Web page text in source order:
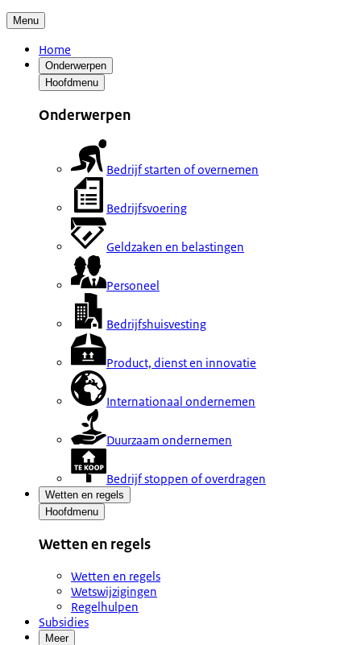
Menu
Home
Onderwerpen
Hoofdmenu
Onderwerpen
Bedrijf starten of overnemen
Bedrijfsvoering
Geldzaken en belastingen
Personeel
Bedrijfshuisvesting
Product, dienst en innovatie
Internationaal ondernemen
Duurzaam ondernemen
Bedrijf stoppen of overdragen
Wetten en regels
Hoofdmenu
Wetten en regels
Wetten en regels
Wetswijzigingen
Regelhulpen
Subsidies
Meer